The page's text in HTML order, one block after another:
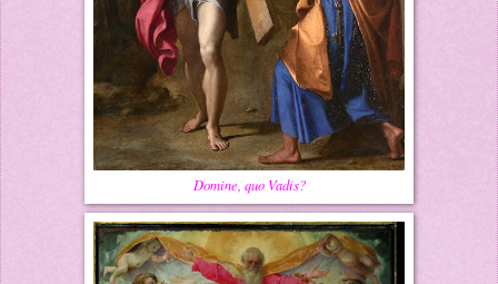
Domine, quo Vadis?